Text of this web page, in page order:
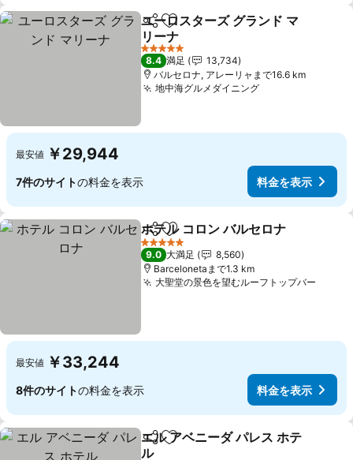
シェアお気に入りに追加
ユーロスターズ グランド マ
リーナ
料金を表示
5 ホテルのランク
8.4 満足
13,734
バルセロナ, アレーリャまで16.6 km
地中海グルメダイニング
最安値 ￥29,944
7件のサイトの料金を表示 料金を表示
シェアお気に入りに追加
ホテル コロン バルセロナ
5 ホテルのランク
9.0 大満足
8,560
Barcelonetaまで1.3 km
大聖堂の景色を望むルーフトップバー
最安値 ￥33,244
8件のサイトの料金を表示 料金を表示
シェアお気に入りに追加
エル アベニーダ パレス ホテ
ル